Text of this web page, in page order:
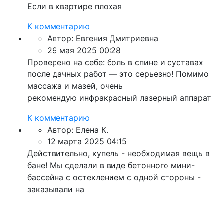
Если в квартире плохая
К комментарию
Автор: Евгения Дмитриевна
29 мая 2025 00:28
Проверено на себе: боль в спине и суставах
после дачных работ — это серьезно! Помимо
массажа и мазей, очень
рекомендую инфракрасный лазерный аппарат
К комментарию
Автор: Елена К.
12 марта 2025 04:15
Действительно, купель - необходимая вещь в
бане! Мы сделали в виде бетонного мини-
бассейна с остеклением с одной стороны -
заказывали на